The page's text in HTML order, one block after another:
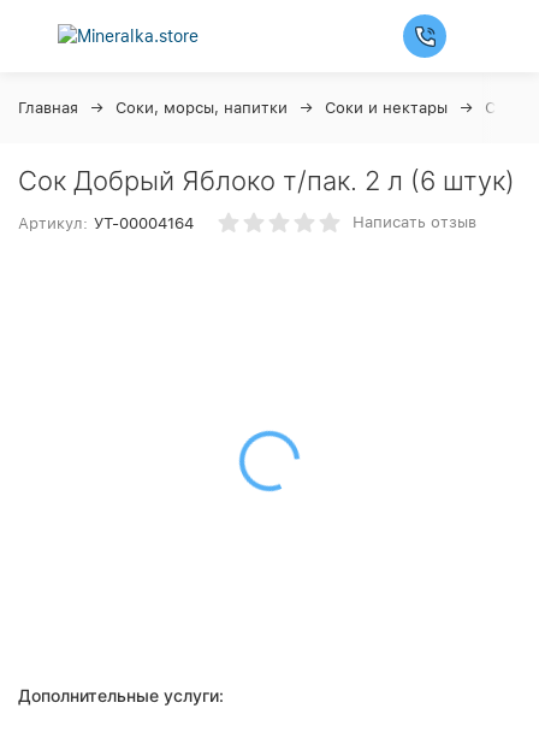
Главная Соки, морсы, напитки Соки и нектары Сок
Сок Добрый Яблоко т/пак. 2 л (6 штук)
Артикул: УТ-00004164 Написать отзыв
Дополнительные услуги: